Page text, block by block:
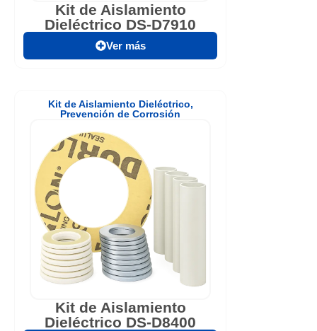
Kit de Aislamiento
Dieléctrico DS-D7910
Ver más
Kit de Aislamiento Dieléctrico,
Prevención de Corrosión
Kit de Aislamiento
Dieléctrico DS-D8400